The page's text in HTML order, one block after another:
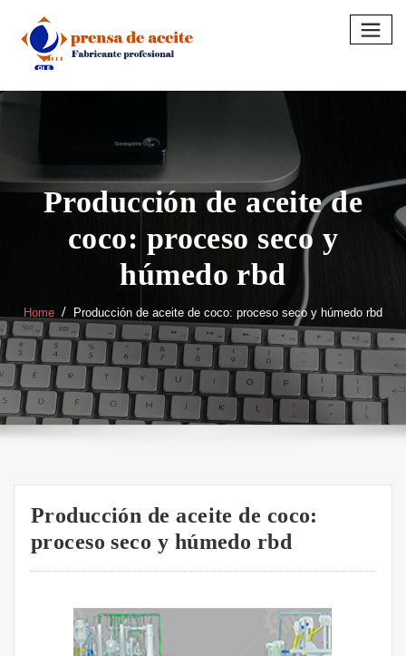
content
Producción de aceite de
coco: proceso seco y
húmedo rbd
Home Producción de aceite de coco: proceso seco y húmedo rbd
Producción de aceite de coco:
proceso seco y húmedo rbd